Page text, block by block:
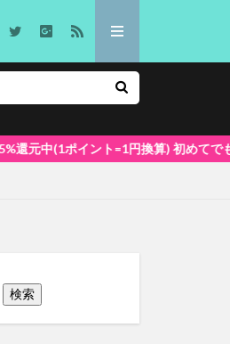
安心な簡単視聴！
検索